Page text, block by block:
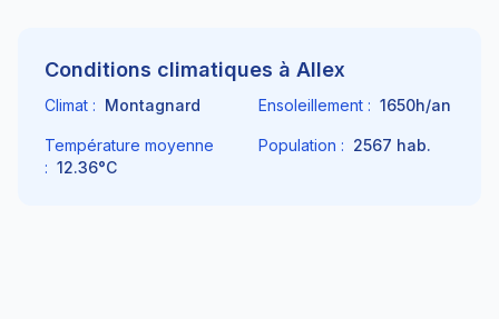
Conditions climatiques à Allex
Climat : Montagnard Ensoleillement : 1650h/an
Température moyenne
: 12.36°C
Population : 2567 hab.